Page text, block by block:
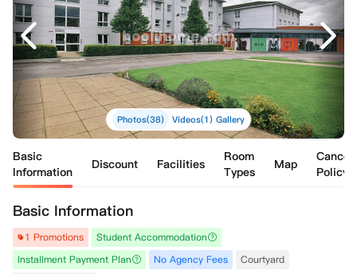
Photos(38) Videos(1) Gallery
Basic
Information
Discount Facilities
Room
Types
Map
Policy
Basic Information
1 Promotions
Student Accommodation
Installment Payment Plan
No Agency Fees
Courtyard